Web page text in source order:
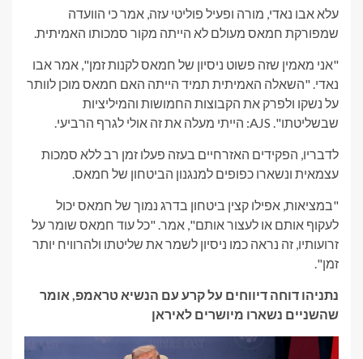
עלא אבו נאדי, מורה ופעיל פוליטי עזה, אמר כי הוועדה
שמפורקת חמאס מעולם לא הייתה מקור סמכותו האמיתית.
"אני מאמין שזה פשוט ניסיון של חמאס לקנות זמן", אמר אבו
נאדי. "השאלה האמיתית תמיד הייתה האם חמאס מוכן לוותר
על נשקו ולפרק את הקבוצות החמושות והמיליציות
שבשליטתו". AJS: הייתי מעלה את זה אולי לגרף הרביעי.
לדבריו, הפקידים האזרחיים בעזה פעלו זמן רב ללא סמכות
עצמאית ונשארו כפופים למנגנון הביטחון של חמאס.
"במציאות, אפילו קצין ביטחון בדרג נמוך של חמאס יכול
לעקוף אותם או לעצור אותם", אמר. "כל עוד חמאס שומר על
זרועותיו, זה נראה כמו ניסיון לשמר את שליטתו ולהרוויח יותר
זמן".
נתניהו דוחה דיווחים על קרע עם הנשיא טראמפ, אומר
שהשניים נשארו מיושרים לאיראן